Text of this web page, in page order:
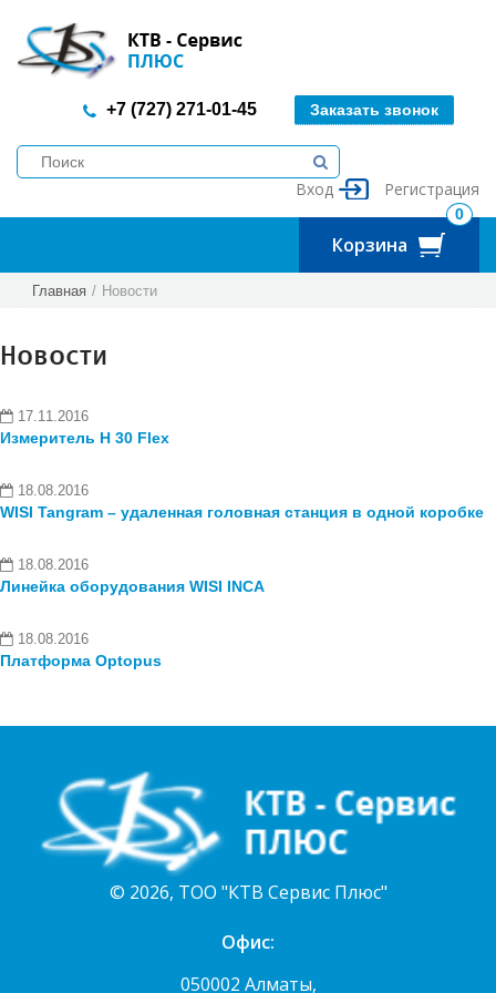
+7 (727) 271-01-45 Заказать звонок
Вход Регистрация
Корзина
0
Главная / Новости
Новости
17.11.2016
Измеритель H 30 Flex
18.08.2016
WISI Tangram – удаленная головная станция в одной коробке
18.08.2016
Линейка оборудования WISI INCA
18.08.2016
Платформа Optopus
© 2026, ТОО "КТВ Сервис Плюс"
Офис:
050002 Алматы,